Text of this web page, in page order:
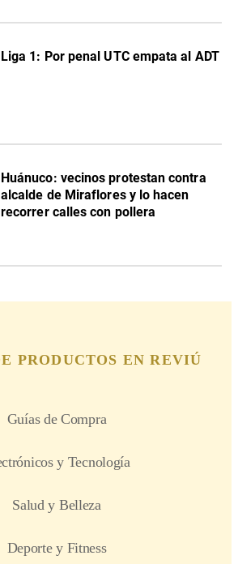
Liga 1: Por penal UTC empata al ADT
Huánuco: vecinos protestan contra
alcalde de Miraflores y lo hacen
recorrer calles con pollera